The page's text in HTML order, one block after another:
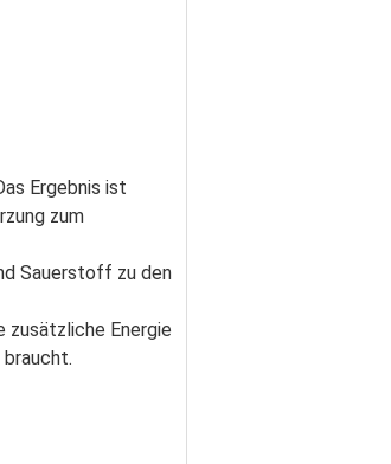
Ergebnis ist
zum
Sauerstoff zu den
zusätzliche Energie